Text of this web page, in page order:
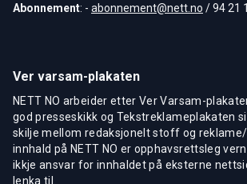
Abonnement: - abonnement@nett.no / 94 21
Ver varsam-plakaten
NETT NO arbeider etter Ver Varsam-
god presseskikk og Tekstreklameplakaten
skilje mellom redaksjonelt stoff og
innhald på NETT NO er opphavsrettsleg
ikkje ansvar for innhaldet på eksterne
lenka til.